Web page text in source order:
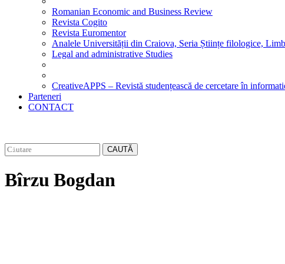
Romanian Economic and Business Review
Revista Cogito
Revista Euromentor
Analele Universității din Craiova, Seria Științe filologice,
Legal and administrative Studies
CreativeAPPS – Revistă studențească de cercetare în
Parteneri
CONTACT
CAUTĂ
Bîrzu Bogdan